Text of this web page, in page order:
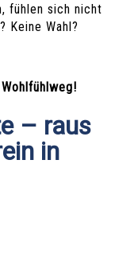
fühlen sich nicht
Keine Wahl?
– raus
in